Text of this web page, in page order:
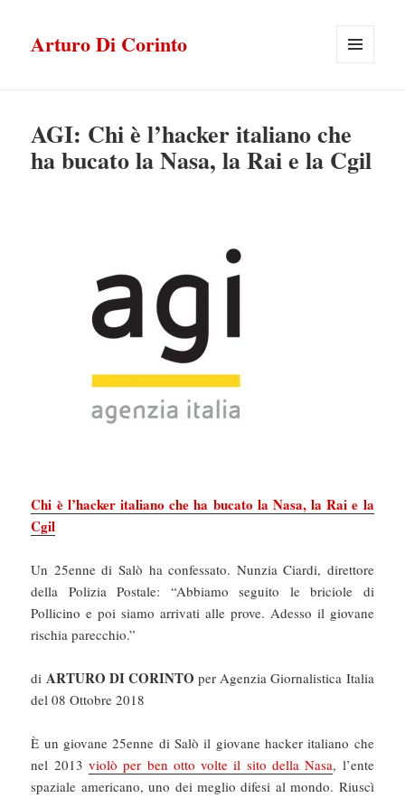
Arturo Di Corinto
AGI: Chi è l’hacker italiano che
ha bucato la Nasa, la Rai e la Cgil
Chi è l’hacker italiano che ha bucato la Nasa, la Rai e la
Cgil
Un 25enne di Salò ha confessato. Nunzia Ciardi, direttore
della Polizia Postale: “Abbiamo seguito le briciole di
Pollicino e poi siamo arrivati alle prove. Adesso il giovane
rischia parecchio.”
di ARTURO DI CORINTO per Agenzia Giornalistica Italia
del 08 Ottobre 2018
È un giovane 25enne di Salò il giovane hacker italiano che
nel 2013violò per ben otto volte il sito della Nasa, l’ente
spaziale americano, uno dei meglio difesi al mondo. Riuscì